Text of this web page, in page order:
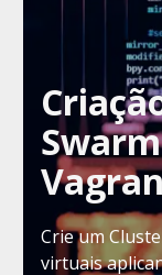
Crie um
virtuais